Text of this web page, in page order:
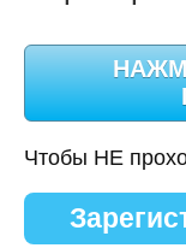
Чтобы НЕ